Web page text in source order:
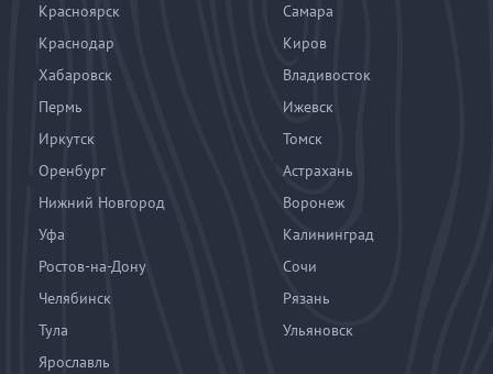
Красноярск
Самара
Краснодар
Киров
Хабаровск
Владивосток
Пермь
Ижевск
Иркутск
Томск
Оренбург
Астрахань
Нижний Новгород
Воронеж
Уфа
Калининград
Ростов-на-Дону
Сочи
Челябинск
Рязань
Тула
Ульяновск
Ярославль